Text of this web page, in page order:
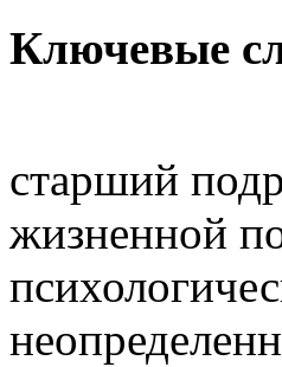
Ключевые
старший
жизненной